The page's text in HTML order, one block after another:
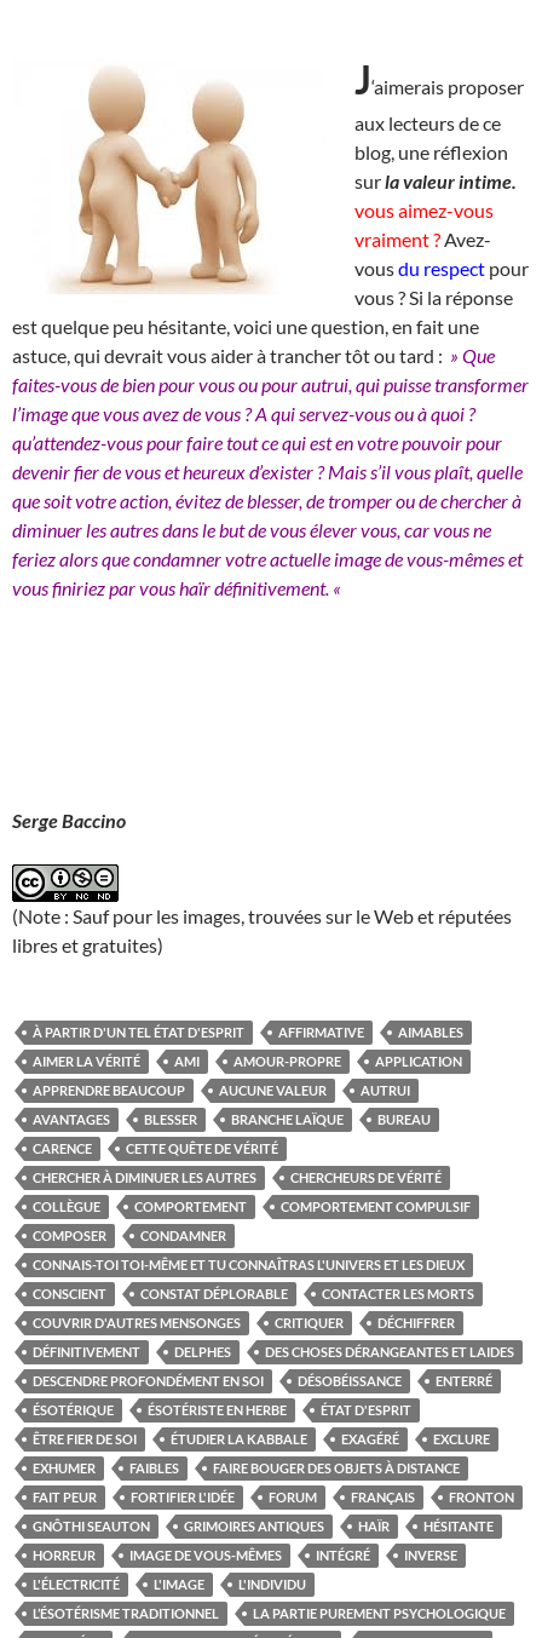
J‘aimerais proposer
aux lecteurs de ce
blog, une réflexion
surla valeur intime.
vous aimez-vous
vraiment ? Avez-
vousdu respect pour
vous ? Si la réponse
est quelque peu hésitante, voici une question, en fait une
astuce, qui devrait vous aider à trancher tôt ou tard : » Que
faites-vous de bien pour vous ou pour autrui, qui puisse transformer
l’image que vous avez de vous ? A qui servez-vous ou à quoi ?
qu’attendez-vous pour faire tout ce qui est en votre pouvoir pour
devenir fier de vous et heureux d’exister ? Mais s’il vous plaît, quelle
que soit votre action, évitez de blesser, de tromper ou de chercher à
diminuer les autres dans le but de vous élever vous, car vous ne
feriez alors que condamner votre actuelle image de vous-mêmes et
vous finiriez par vous haïr définitivement. «
Serge Baccino
(Note : Sauf pour les images, trouvées sur le Web et réputées
libres et gratuites)
À PARTIR D'UN TEL ÉTAT D'ESPRIT AFFIRMATIVE
AIMABLES
AIMER LA VÉRITÉ
AMI AMOUR-PROPRE
APPLICATION
APPRENDRE BEAUCOUP
AUCUNE VALEUR
AUTRUI
AVANTAGES
BLESSER BRANCHE LAÏQUE
BUREAU
CARENCE
CETTE QUÊTE DE VÉRITÉ
CHERCHER À DIMINUER LES AUTRES
CHERCHEURS DE VÉRITÉ
COLLÈGUE
COMPORTEMENT
COMPORTEMENT COMPULSIF
COMPOSER
CONDAMNER
CONNAIS-TOI TOI-MÊME ET TU CONNAÎTRAS L'UNIVERS ET LES DIEUX
CONSCIENT
CONSTAT DÉPLORABLE
CONTACTER LES MORTS
COUVRIR D'AUTRES MENSONGES
CRITIQUER
DÉCHIFFRER
DÉFINITIVEMENT
DELPHES
DES CHOSES DÉRANGEANTES ET LAIDES
DESCENDRE PROFONDÉMENT EN SOI
DÉSOBÉISSANCE
ENTERRÉ
ÉSOTÉRIQUE
ÉSOTÉRISTE EN HERBE
ÉTAT D'ESPRIT
ÊTRE FIER DE SOI
ÉTUDIER LA KABBALE EXAGÉRÉ
EXCLURE
EXHUMER
FAIBLES
FAIRE BOUGER DES OBJETS À DISTANCE
FAIT PEUR
FORTIFIER L'IDÉE FORUM FRANÇAIS
FRONTON
GNÔTHI SEAUTON
GRIMOIRES ANTIQUES HAÏR
HÉSITANTE
HORREUR
IMAGE DE VOUS-MÊMES INTÉGRÉ
INVERSE
L'ÉLECTRICITÉ
L'IMAGE
L'INDIVIDU
L’ÉSOTÉRISME TRADITIONNEL
LA PARTIE PUREMENT PSYCHOLOGIQUE